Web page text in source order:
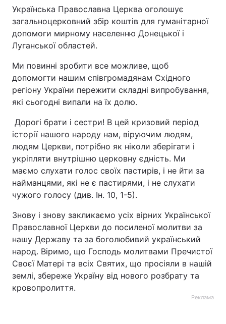
Українська Православна Церква оголошує
загальноцерковний збір коштів для гуманітарної
допомоги мирному населенню Донецької і
Луганської областей.
Ми повинні зробити все можливе, щоб
допомогти нашим співгромадянам Східного
регіону України пережити складні випробування,
які сьогодні випали на їх долю.
Дорогі брати і сестри! В цей кризовий період
історії нашого народу нам, віруючим людям,
людям Церкви, потрібно як ніколи зберігати і
укріпляти внутрішню церковну єдність. Ми
маємо слухати голос своїх пастирів, і не йти за
найманцями, які не є пастирями, і не слухати
чужого голосу (див. Ін. 10, 1-5).
Знову і знову закликаємо усіх вірних Української
Православної Церкви до посиленої молитви за
нашу Державу та за боголюбивий український
народ. Віримо, що Господь молитвами Пречистої
Своєї Матері та всіх Святих, що просіяли в нашій
землі, збереже Україну від нового розбрату та
кровопролиття.
Реклама